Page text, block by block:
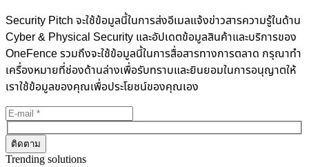
Security Pitch จะใช้ข้อมูลนี้ในการส่งอีเมลแจ้งข่าวสารความรู้ในด้าน
Cyber & Physical Security และอัปเดตข้อมูลสินค้าและบริการของ
OneFence รวมถึงจะใช้ข้อมูลนี้ในการสื่อสารทางการตลาด กรุณาทำ
เครื่องหมายที่ช่องด้านล่างเพื่อรับทราบและยินยอมในการอนุญาตให้
เราใช้ข้อมูลของคุณเพื่อประโยชน์ของคุณเอง
Trending solutions